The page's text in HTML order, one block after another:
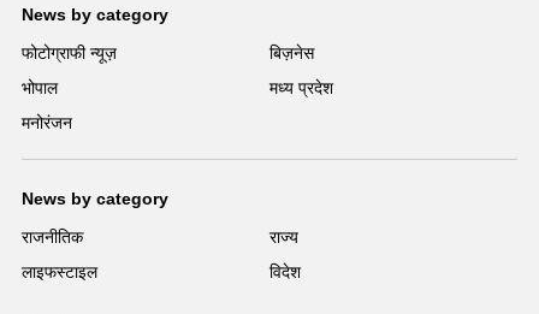
News by category
फोटोग्राफी न्यूज़
बिज़नेस
भोपाल
मध्य प्रदेश
मनोरंजन
News by category
राजनीतिक
राज्य
लाइफस्टाइल
विदेश